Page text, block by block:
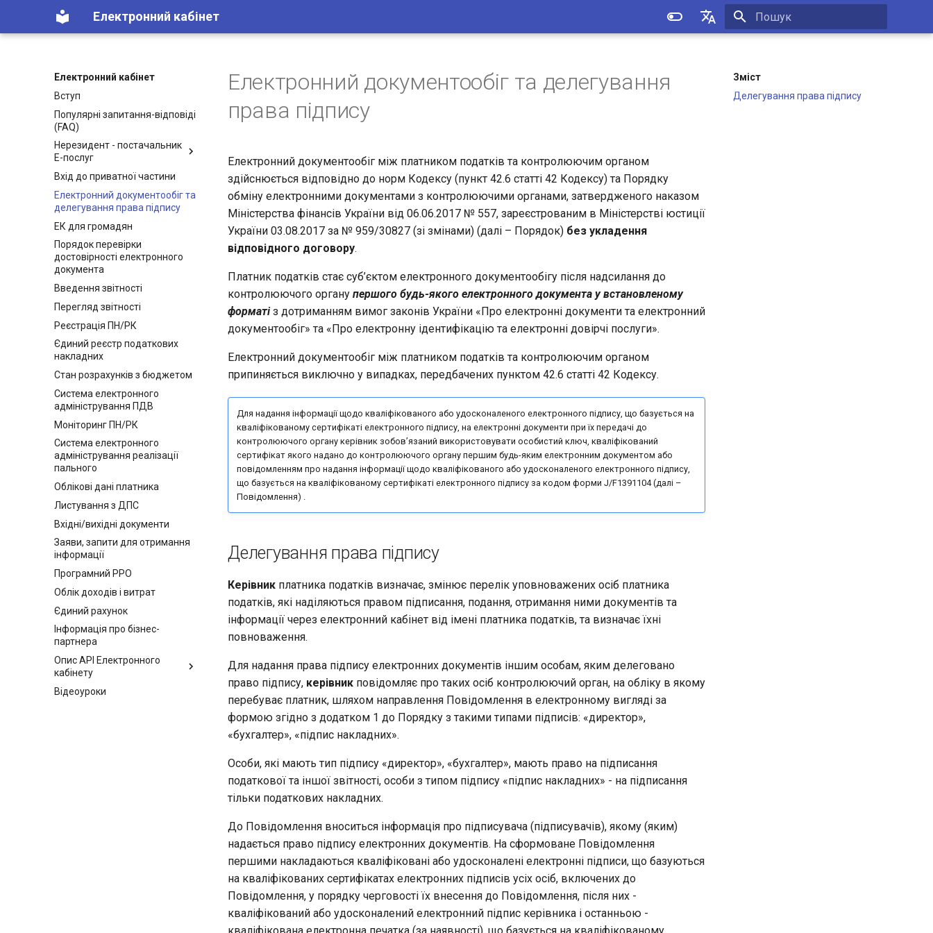
Електронний кабінет
Електронний кабінет
Вступ
Популярні запитання-відповіді
(FAQ)
Нерезидент - постачальник
Е-послуг
Вхід до приватної частини
Електронний документообіг та
делегування права підпису
ЕК для громадян
Порядок перевірки
достовірності електронного
документа
Введення звітності
Перегляд звітності
Реєстрація ПН/РК
Єдиний реєстр податкових
накладних
Стан розрахунків з бюджетом
Система електронного
адміністрування ПДВ
Моніторинг ПН/РК
Система електронного
адміністрування реалізації
пального
Облікові дані платника
Листування з ДПС
Вхідні/вихідні документи
Заяви, запити для отримання
інформації
Програмний РРО
Облік доходів і витрат
Єдиний рахунок
Інформація про бізнес-
партнера
Опис API Електронного
кабінету
Відеоуроки
Зміст
Делегування права підпису
Електронний документообіг та делегування
права підпису
Електронний документообіг між платником податків та контролюючим органом
здійснюється відповідно до норм Кодексу (пункт 42.6 статті 42 Кодексу) та Порядку
обміну електронними документами з контролюючими органами, затвердженого наказом
Міністерства фінансів України від 06.06.2017 № 557, зареєстрованим в Міністерстві юстиції
України 03.08.2017 за № 959/30827 (зі змінами) (далі – Порядок) без укладення
відповідного договору.
Платник податків стає суб’єктом електронного документообігу після надсилання до
контролюючого органу першого будь-якого електронного документа у встановленому
форматіз дотриманням вимог законів України «Про електронні документи та електронний
документообіг» та «Про електронну ідентифікацію та електронні довірчі послуги».
Електронний документообіг між платником податків та контролюючим органом
припиняється виключно у випадках, передбачених пунктом 42.6 статті 42 Кодексу.
Для надання інформації щодо кваліфікованого або удосконаленого електронного підпису, що базується на
кваліфікованому сертифікаті електронного підпису, на електронні документи при їх передачі до
контролюючого органу керівник зобов’язаний використовувати особистий ключ, кваліфікований
сертифікат якого надано до контролюючого органу першим будь-яким електронним документом або
повідомленням про надання інформації щодо кваліфікованого або удосконаленого електронного підпису,
що базується на кваліфікованому сертифікаті електронного підпису за кодом форми J/F1391104 (далі –
Повідомлення) .
Делегування права підпису
Керівник платника податків визначає, змінює перелік уповноважених осіб платника
податків, які наділяються правом підписання, подання, отримання ними документів та
інформації через електронний кабінет від імені платника податків, та визначає їхні
повноваження.
Для надання права підпису електронних документів іншим особам, яким делеговано
право підпису, керівник повідомляє про таких осіб контролюючий орган, на обліку в якому
перебуває платник, шляхом направлення Повідомлення в електронному вигляді за
формою згідно з додатком 1 до Порядку з такими типами підписів: «директор»,
«бухгалтер», «підпис накладних».
Особи, які мають тип підпису «директор», «бухгалтер», мають право на підписання
податкової та іншої звітності, особи з типом підпису «підпис накладних» - на підписання
тільки податкових накладних.
До Повідомлення вноситься інформація про підписувача (підписувачів), якому (яким)
надається право підпису електронних документів. На сформоване Повідомлення
першими накладаються кваліфіковані або удосконалені електронні підписи, що базуються
на кваліфікованих сертифікатах електронних підписів усіх осіб, включених до
Повідомлення, у порядку черговості їх внесення до Повідомлення, після них -
кваліфікований або удосконалений електронний підпис керівника і останньою -